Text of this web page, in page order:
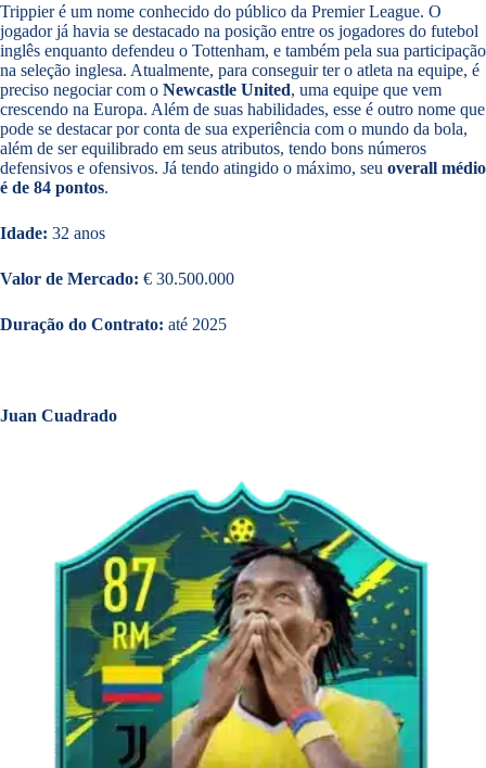
Trippier é um nome conhecido do público da Premier League. O
jogador já havia se destacado na posição entre os jogadores do futebol
inglês enquanto defendeu o Tottenham, e também pela sua participação
na seleção inglesa. Atualmente, para conseguir ter o atleta na equipe, é
preciso negociar com o Newcastle United, uma equipe que vem
crescendo na Europa. Além de suas habilidades, esse é outro nome que
pode se destacar por conta de sua experiência com o mundo da bola,
além de ser equilibrado em seus atributos, tendo bons números
defensivos e ofensivos. Já tendo atingido o máximo, seu overall médio
é de 84 pontos.
Idade: 32 anos
Valor de Mercado: € 30.500.000
Duração do Contrato: até 2025
Juan Cuadrado